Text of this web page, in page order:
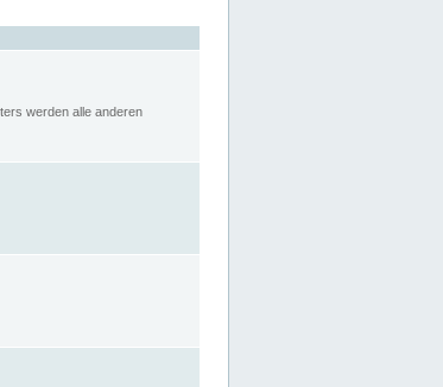
werden alle anderen